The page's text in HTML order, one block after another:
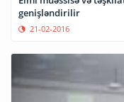
genişləndirilir
21-02-2016